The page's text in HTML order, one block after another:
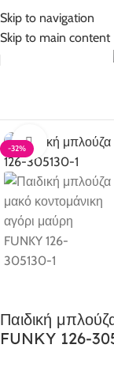
Skip to navigation
Skip to main content
-32% Click to
Παιδική
FUNKY 126-
5% Επιπλέον